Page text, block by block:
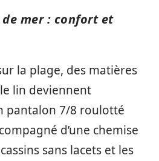
mer : confort et
la plage, des matières
lin deviennent
pantalon 7/8 roulotté
d’une chemise
sans lacets et les